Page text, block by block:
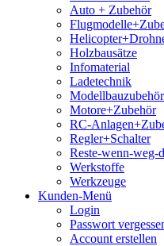
Auto + Zubehör
Holzbausätze
Infomaterial
Ladetechnik
Modellbauzubehör
Motore+Zubehör
RC-
Regler+Schalter
Reste-wenn-weg-
Werkstoffe
Werkzeuge
Kunden-Menü
Login
Passwort
Account erstellen